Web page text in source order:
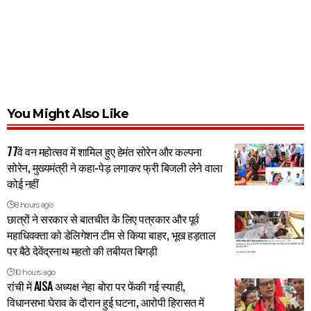
You Might Also Like
77वें वन महोत्सव में शामिल हुए हेमंत सोरेन और कल्पना
सोरेन, मुख्यमंत्री ने कहा-पेड़ लगाकर फ्री बिजली लेने वाला
कोई नहीं
8 hours ago
छात्रों ने सरकार से बातचीत के लिए पत्रकार और पूर्व
महाधिवक्ता को डेलिगेशन टीम से किया बाहर, भूख हड़ताल
पर बैठे देवेंद्रनाथ महतो की तबीयत बिगड़ी
10 hours ago
रांची में AISA अध्यक्ष नेहा बोरा पर फेंकी गई स्याही,
विधानसभा घेराव के दौरान हुई घटना, आरोपी हिरासत में